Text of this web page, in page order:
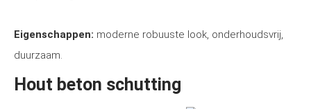
Eigenschappen: moderne robuuste look, onderhoudsvrij,
duurzaam.
Hout beton schutting